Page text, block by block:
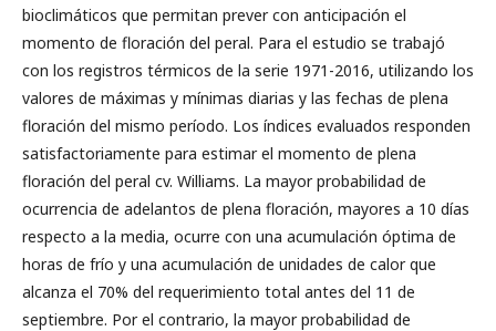
bioclimáticos que permitan prever con anticipación el
momento de floración del peral. Para el estudio se trabajó
con los registros térmicos de la serie 1971-2016, utilizando los
valores de máximas y mínimas diarias y las fechas de plena
floración del mismo período. Los índices evaluados responden
satisfactoriamente para estimar el momento de plena
floración del peral cv. Williams. La mayor probabilidad de
ocurrencia de adelantos de plena floración, mayores a 10 días
respecto a la media, ocurre con una acumulación óptima de
horas de frío y una acumulación de unidades de calor que
alcanza el 70% del requerimiento total antes del 11 de
septiembre. Por el contrario, la mayor probabilidad de